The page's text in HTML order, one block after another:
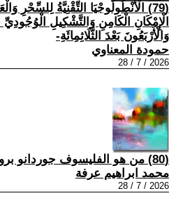
(79) الْأَنْطُولُوجْيَا التِّقْنِيَّةُ لِلسِّحْرِ
الْإِمْكَانِ الْكَامِنِ وَالتَّشْكِيلِ الْوُجُودِيِّ
وَالْأَرْبَعُونَ بَعْدَ الثَّلَاثِمِائَةِ-
حمودة المعناوي
2026 / 7 / 28
(80) من هو الفليسوف جوردانو برونو ؟
محمد ابراهيم عرفة
2026 / 7 / 28